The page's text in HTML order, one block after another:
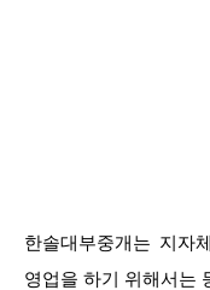
한솔대부중개는 지자
영업을 하기 위해서는